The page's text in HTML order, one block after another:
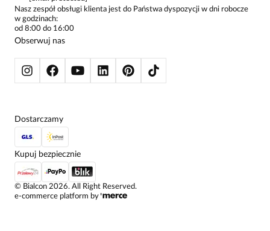
ŻAKIETY I MARYNARKI
SWETRY
BLUZY
Nasz zespół obsługi klienta jest do Państwa dyspozycji w dni robocze
w godzinach:
od 8:00 do 16:00
Obserwuj nas
© Bialcon 2026. All Right Reserved.
e-commerce platform by
Dostarczamy
Kupuj bezpiecznie